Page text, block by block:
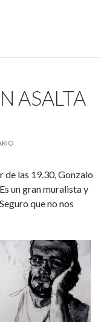
ASALTA
las 19.30, Gonzalo
un gran muralista y
que no nos